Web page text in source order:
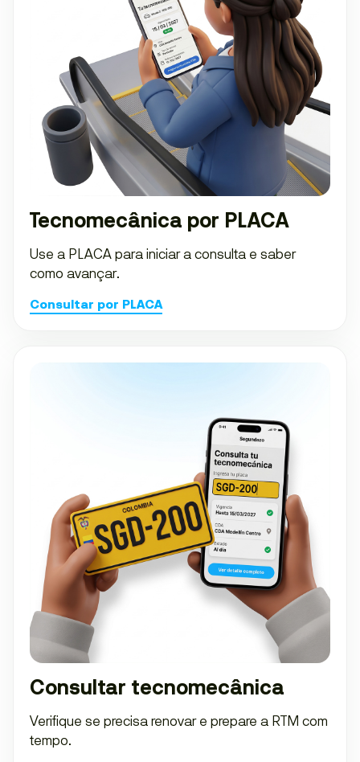
Tecnomecânica por PLACA
Use a PLACA para iniciar a consulta e saber
como avançar.
Consultar por PLACA
Consultar tecnomecânica
Verifique se precisa renovar e prepare a RTM com
tempo.